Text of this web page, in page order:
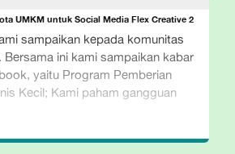
UMKM untuk Social Media Flex Creative 2
sampaikan kepada komunitas
Bersama ini kami sampaikan kabar
yaitu Program Pemberian
Kecil; Kami paham gangguan